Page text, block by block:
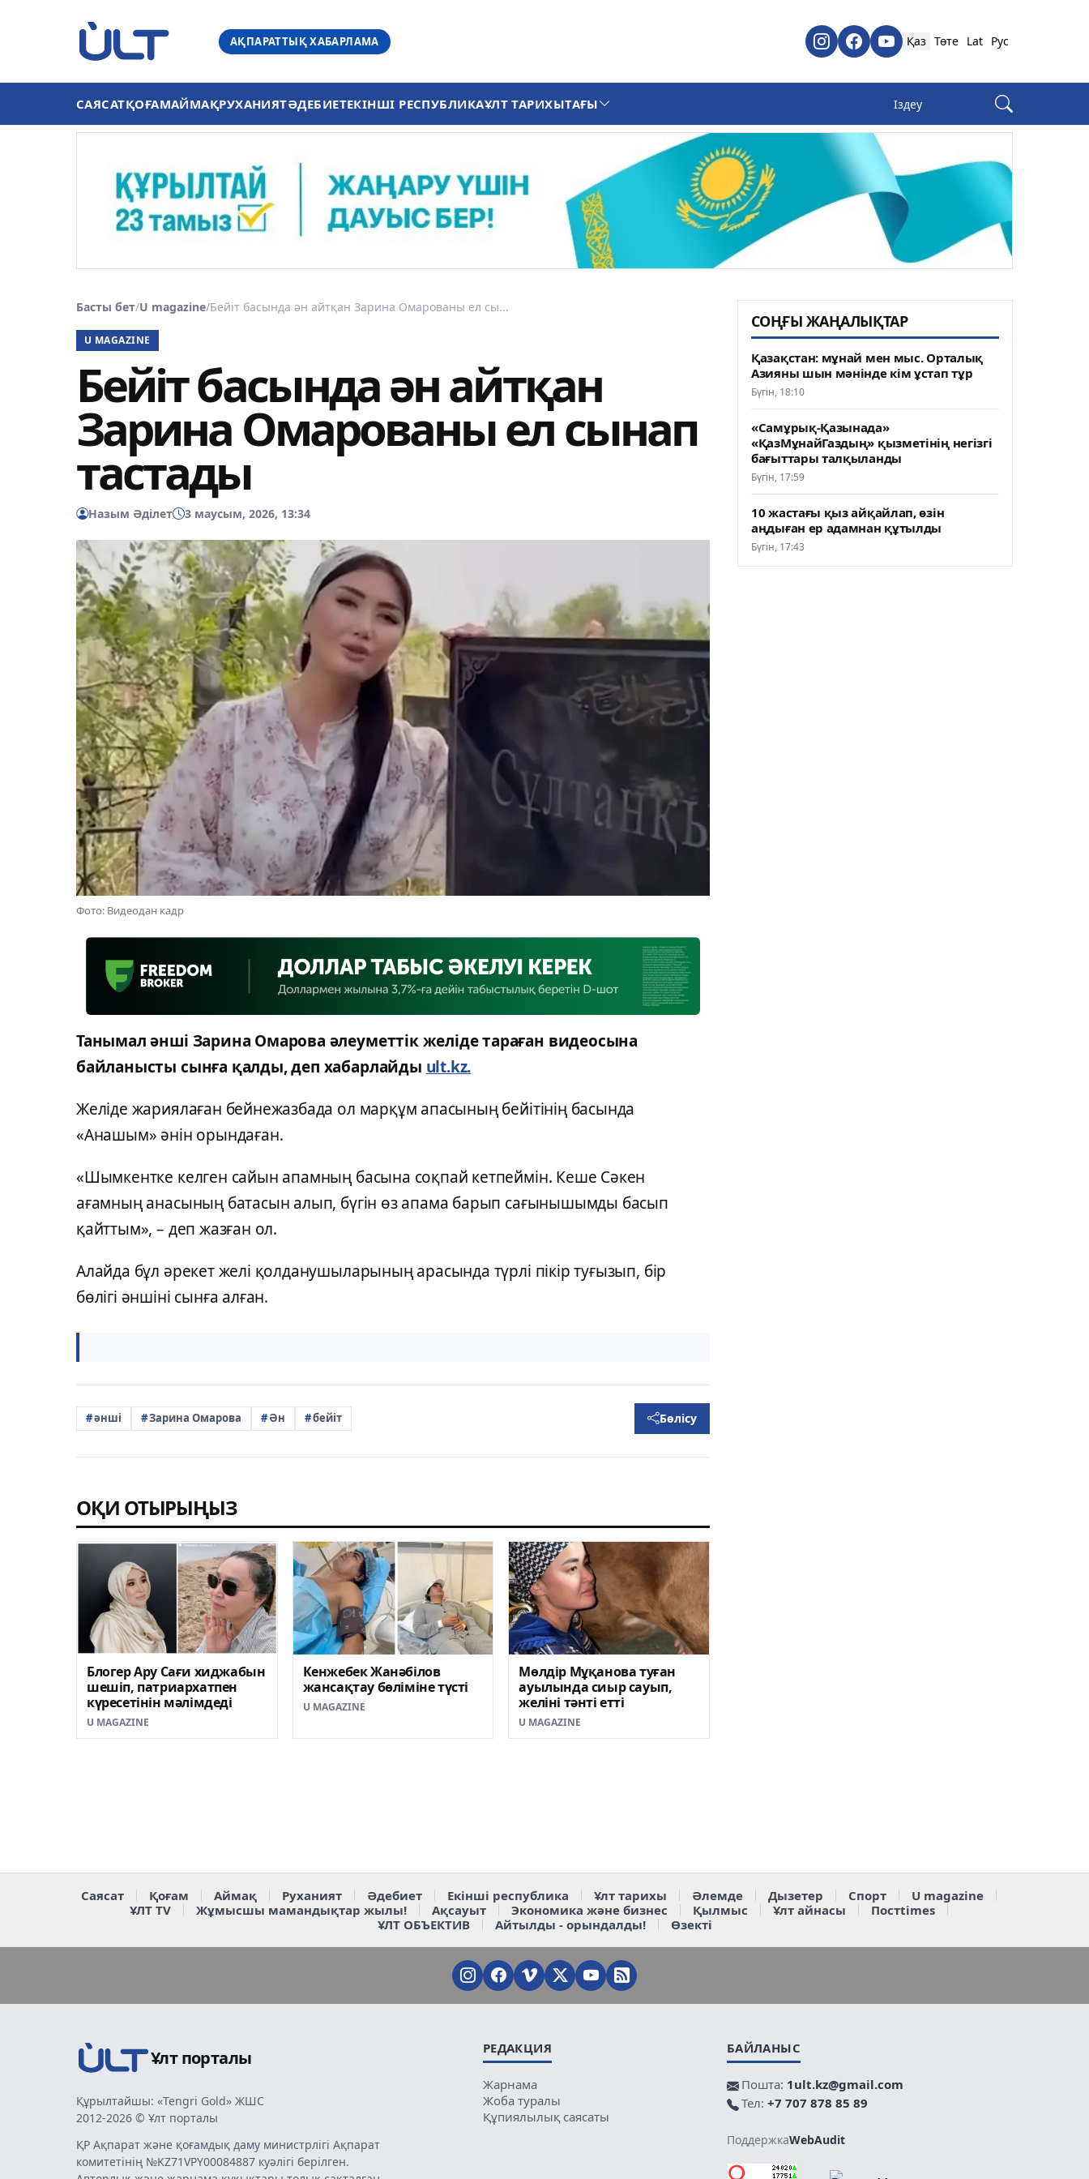
АҚПАРАТТЫҚ ХАБАРЛАМА Қаз Төте Lat Рус
САЯСАТҚОҒАМАЙМАҚРУХАНИЯТӘДЕБИЕТЕКІНШІ РЕСПУБЛИКАҰЛТ ТАРИХЫТАҒЫ
Басты бет/U magazine/Бейіт басында ән айтқан Зарина Омарованы ел сы...
U MAGAZINE
Бейіт басында ән айтқан
Зарина Омарованы ел сынап
тастады
Назым Әділет 3 маусым, 2026, 13:34
Фото: Видеодан кадр
Танымал әнші Зарина Омарова әлеуметтік желіде тараған видеосына
байланысты сынға қалды, деп хабарлайды ult.kz.
Желіде жариялаған бейнежазбада ол марқұм апасының бейітінің басында
«Анашым» әнін орындаған.
«Шымкентке келген сайын апамның басына соқпай кетпеймін. Кеше Сәкен
ағамның анасының батасын алып, бүгін өз апама барып сағынышымды басып
қайттым», – деп жазған ол.
Алайда бұл әрекет желі қолданушыларының арасында түрлі пікір туғызып, бір
бөлігі әншіні сынға алған.
әнші Зарина Омарова Ән бейіт Бөлісу
ОҚИ ОТЫРЫҢЫЗ
Блогер Ару Сағи хиджабын
шешіп, патриархатпен
күресетінін мәлімдеді
U MAGAZINE
Кенжебек Жанәбілов
жансақтау бөліміне түсті
U MAGAZINE
Мөлдір Мұқанова туған
ауылында сиыр сауып,
желіні тәнті етті
U MAGAZINE
СОҢҒЫ ЖАҢАЛЫҚТАР
Қазақстан: мұнай мен мыс. Орталық
Азияны шын мәнінде кім ұстап тұр
Бүгін, 18:10
«Самұрық-Қазынада»
«ҚазМұнайГаздың» қызметінің негізгі
бағыттары талқыланды
Бүгін, 17:59
10 жастағы қыз айқайлап, өзін
аңдыған ер адамнан құтылды
Бүгін, 17:43
Саясат Қоғам Аймақ Руханият Әдебиет Екінші республика Ұлт тарихы Әлемде Дызетер Спорт
U magazine
ҰЛТ TV
Жұмысшы мамандықтар жылы! Ақсауыт Экономика және бизнес Қылмыс Ұлт айнасы
Постtimes
ҰЛТ ОБЪЕКТИВ
Айтылды - орындалды! Өзекті
Ұлт порталы
Құрылтайшы: «Tengri Gold» ЖШС
2012-2026 © Ұлт порталы
ҚР Ақпарат және қоғамдық даму министрлігі Ақпарат
комитетінің №KZ71VPY00084887 куәлігі берілген.
РЕДАКЦИЯ
Жарнама
Жоба туралы
Құпиялылық саясаты
БАЙЛАНЫС
Пошта: 1ult.kz@gmail.com
Тел: +7 707 878 85 89
ПоддержкаWebAudit